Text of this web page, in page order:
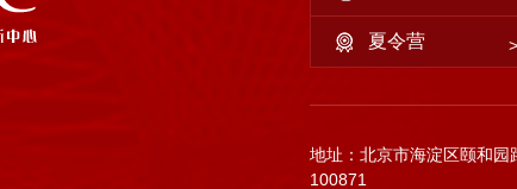
夏令营
地址：北京市海淀区颐和
100871